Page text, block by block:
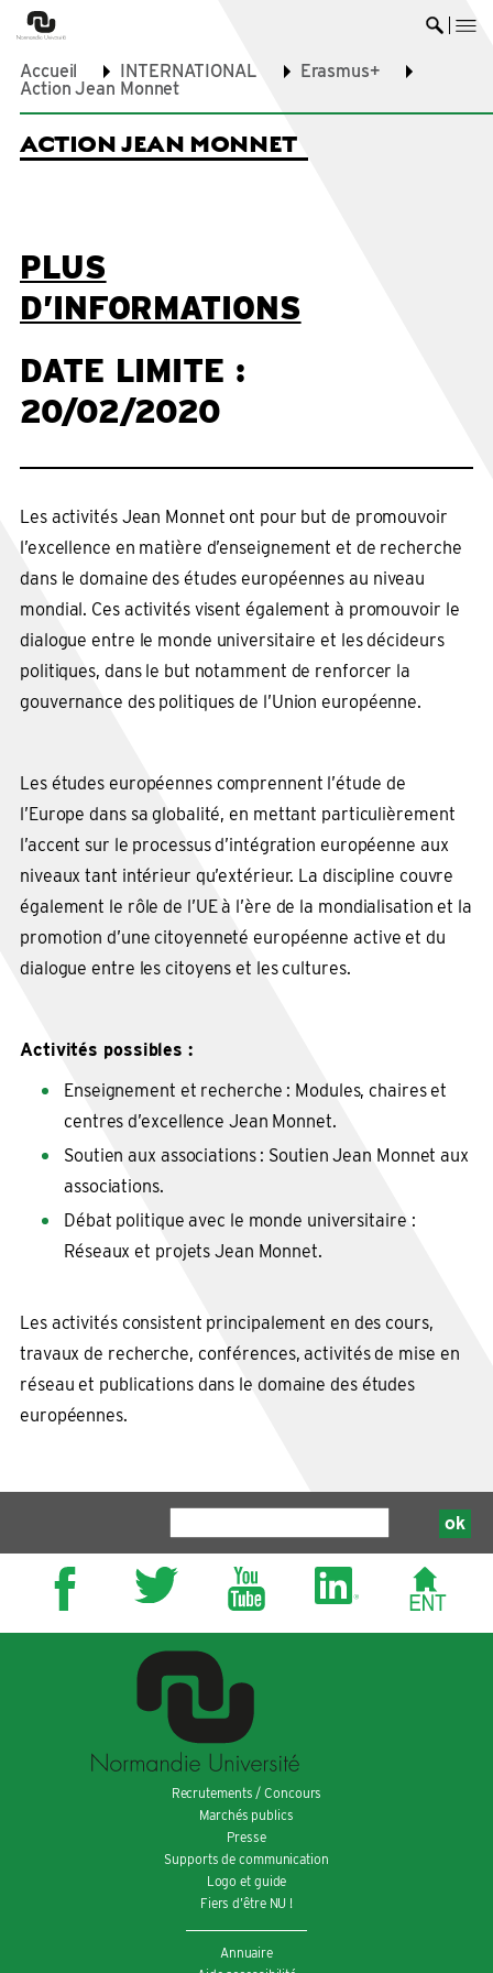
Accueil INTERNATIONAL
Erasmus+
Action Jean Monnet
ACTION JEAN MONNET
PLUS
D’INFORMATIONS
DATE LIMITE :
20/02/2020
Les activités Jean Monnet ont pour but de promouvoir
l’excellence en matière d’enseignement et de recherche
dans le domaine des études européennes au niveau
mondial. Ces activités visent également à promouvoir le
dialogue entre le monde universitaire et les décideurs
politiques, dans le but notamment de renforcer la
gouvernance des politiques de l’Union européenne.
Les études européennes comprennent l’étude de
l’Europe dans sa globalité, en mettant particulièrement
l’accent sur le processus d’intégration européenne aux
niveaux tant intérieur qu’extérieur. La discipline couvre
également le rôle de l’UE à l’ère de la mondialisation et la
promotion d’une citoyenneté européenne active et du
dialogue entre les citoyens et les cultures.
Activités possibles :
Enseignement et recherche : Modules, chaires et
centres d’excellence Jean Monnet.
Soutien aux associations : Soutien Jean Monnet aux
associations.
Débat politique avec le monde universitaire :
Réseaux et projets Jean Monnet.
Les activités consistent principalement en des cours,
travaux de recherche, conférences, activités de mise en
réseau et publications dans le domaine des études
européennes.
Recrutements / Concours
Marchés publics
Presse
Supports de communication
Logo et guide
Fiers d’être NU !
Annuaire